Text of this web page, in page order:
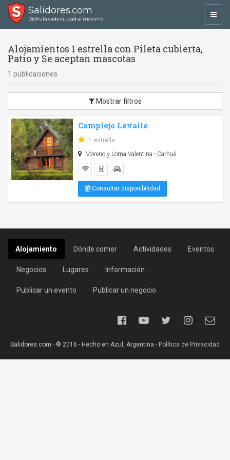
Salidores.com
Disfrutá cada ciudad al máximo
Alojamientos 1 estrella con Pileta cubierta,
Patio y Se aceptan mascotas
1 publicaciones
Mostrar filtros
Complejo Levalle
1 estrella
Moreno y Loma Valentina - Carhué
Consultar disponibilidad
Alojamiento Dónde comer Actividades Eventos
Negocios Lugares Información
Publicar un evento Publicar un negocio
Salidores.com - ® 2016 - Hecho en Azul, Argentina - Política de Privacidad